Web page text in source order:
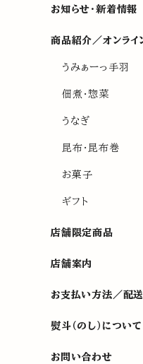
お知らせ・新着情報
商品紹介／オンライ
うみぁーっ手羽
佃煮・惣菜
うなぎ
昆布・昆布巻
お菓子
ギフト
店舗限定商品
店舗案内
お支払い方法／配送
熨斗（のし）について
お問い合わせ